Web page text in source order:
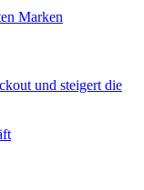
Marken
und steigert die